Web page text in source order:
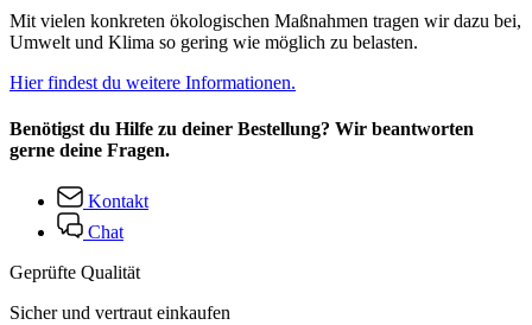
Mit vielen konkreten ökologischen Maßnahmen tragen wir dazu bei,
Umwelt und Klima so gering wie möglich zu belasten.
Hier findest du weitere Informationen.
Benötigst du Hilfe zu deiner Bestellung? Wir beantworten
gerne deine Fragen.
Kontakt
Chat
Geprüfte Qualität
Sicher und vertraut einkaufen